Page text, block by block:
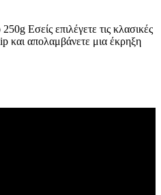
Εσείς επιλέγετε τις κλασικές
και απολαμβάνετε μια έκρηξη